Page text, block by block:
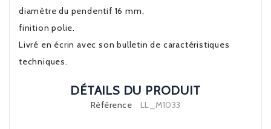
diamètre du pendentif 16 mm,
finition polie.
Livré en écrin avec son bulletin de caractéristiques
techniques.
DÉTAILS DU PRODUIT
Référence LL_M1033